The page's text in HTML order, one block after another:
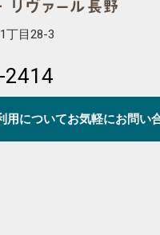
丁目28-3
2414
用についてお気軽にお問い